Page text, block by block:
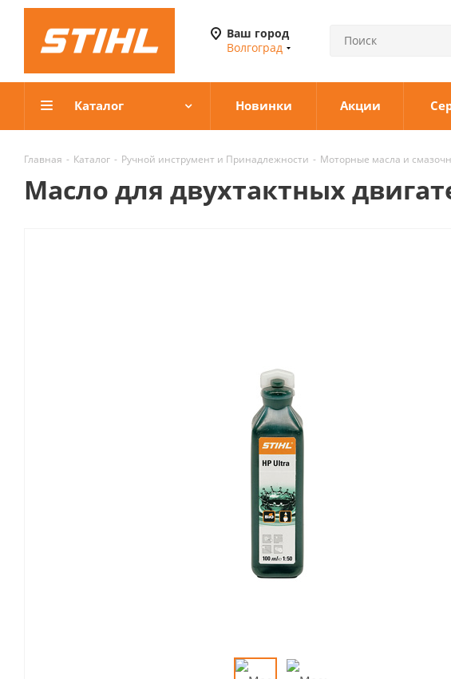
Ваш город
Волгоград
Каталог Новинки Акции
Главная - Каталог - Ручной инструмент и Принадлежности - Моторные масла и
Масло для двухтактных